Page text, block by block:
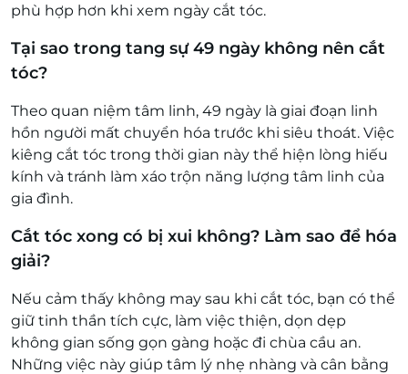
phù hợp hơn khi xem ngày cắt tóc.
Tại sao trong tang sự 49 ngày không nên cắt
tóc?
Theo quan niệm tâm linh, 49 ngày là giai đoạn linh
hồn người mất chuyển hóa trước khi siêu thoát. Việc
kiêng cắt tóc trong thời gian này thể hiện lòng hiếu
kính và tránh làm xáo trộn năng lượng tâm linh của
gia đình.
Cắt tóc xong có bị xui không? Làm sao để hóa
giải?
Nếu cảm thấy không may sau khi cắt tóc, bạn có thể
giữ tinh thần tích cực, làm việc thiện, dọn dẹp
không gian sống gọn gàng hoặc đi chùa cầu an.
Những việc này giúp tâm lý nhẹ nhàng và cân bằng